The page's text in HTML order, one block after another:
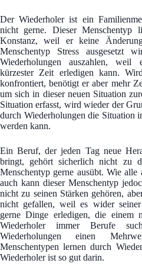
Der Wiederholer ist ein
nicht gerne. Dieser Menschentyp
Konstanz, weil er keine
Menschentyp Stress ausgesetzt
Wiederholungen auszahlen,
kürzester Zeit erledigen kann.
konfrontiert, benötigt er aber mehr
um sich in dieser neuen Situation
Situation erfasst, wird wieder der
durch Wiederholungen die Situation
werden kann.
Ein Beruf, der jeden Tag neue
bringt, gehört sicherlich nicht zu
Menschentyp gerne ausübt. Wie alle
auch kann dieser Menschentyp
nicht zu seinen Stärken gehören,
nicht gefallen, weil es wider
gerne Dinge erledigen, die einem
Wiederholer immer Berufe
Wiederholungen einen
Menschentypen lernen durch
Wiederholer ist so gut darin.